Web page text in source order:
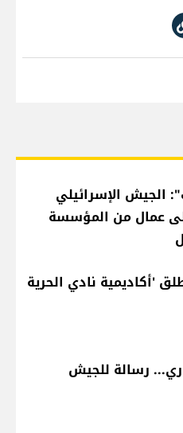
الجيش الإسرائيلي
عمال من المؤسسة
'أكاديمية نادي الحرية
رسالة للجيش